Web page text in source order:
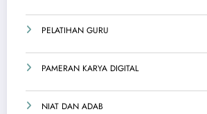
PELATIHAN GURU
PAMERAN KARYA DIGITAL
NIAT DAN ADAB